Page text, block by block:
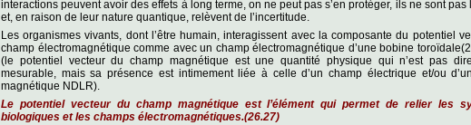
interactions peuvent avoir des effets à long terme, on ne peut pas s’en protéger, ils ne sont pas
et, en raison de leur nature quantique, relèvent de I’incertitude.
Les organismes vivants, dont l’être humain, interagissent avec la composante du potentiel
champ électromagnétique comme avec un champ électromagnétique d’une bobine
(le potentiel vecteur du champ magnétique est une quantité physique qui n’est pas
mesurable, mais sa présence est intimement liée à celle d’un champ électrique et/ou
magnétique NDLR).
Le potentiel vecteur du champ magnétique est l’élément qui permet de relier les
biologiques et les champs électromagnétiques.(26.27)